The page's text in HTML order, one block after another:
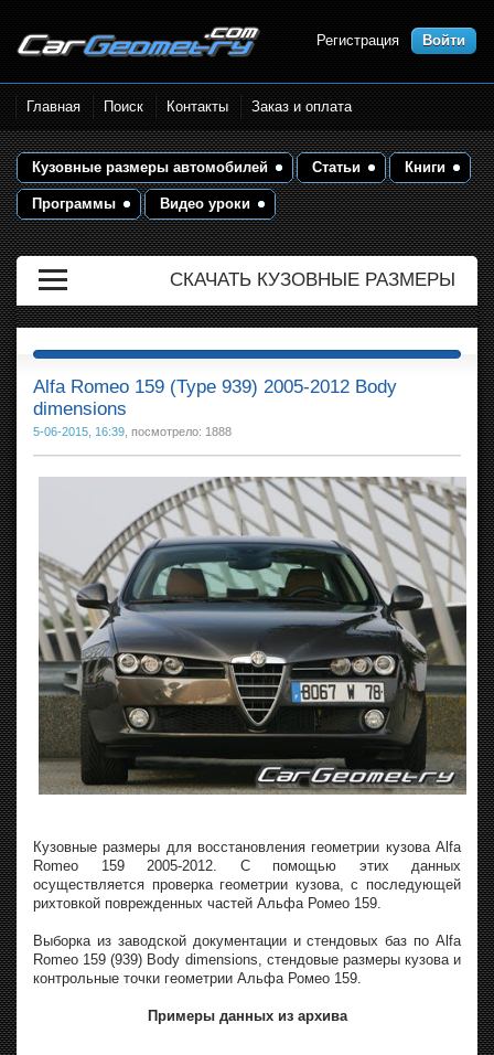
Размеры кузова автомобилей.
Контрольные точки и кузовные
размеры. Геометрия кузова
Регистрация Войти
Главная Поиск Контакты Заказ и оплата
Кузовные размеры автомобилей Статьи Книги
Программы Видео уроки
СКАЧАТЬ КУЗОВНЫЕ РАЗМЕРЫ
Alfa Romeo 159 (Type 939) 2005-2012 Body
dimensions
5-06-2015, 16:39 , посмотрело: 1888
Кузовные размеры для восстановления геометрии кузова Alfa
Romeo 159 2005-2012. С помощью этих данных
осуществляется проверка геометрии кузова, с последующей
рихтовкой поврежденных частей Альфа Ромео 159.
Выборка из заводской документации и стендовых баз по Alfa
Romeo 159 (939) Body dimensions, стендовые размеры кузова и
контрольные точки геометрии Альфа Ромео 159.
Примеры данных из архива